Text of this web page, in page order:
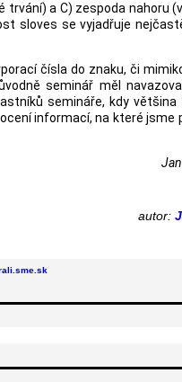
a C) zespoda nahoru
sloves se vyjadřuje
čísla do znaku, či
seminář měl
semináře, kdy většina
informací, na které jsme
autor: